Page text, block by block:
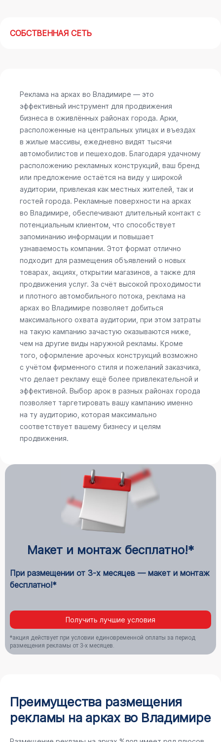
СОБСТВЕННАЯ СЕТЬ
Реклама на арках во Владимире — это
эффективный инструмент для продвижения
бизнеса в оживлённых районах города. Арки,
расположенные на центральных улицах и въездах
в жилые массивы, ежедневно видят тысячи
автомобилистов и пешеходов. Благодаря удачному
расположению рекламных конструкций, ваш бренд
или предложение остаётся на виду у широкой
аудитории, привлекая как местных жителей, так и
гостей города. Рекламные поверхности на арках
во Владимире, обеспечивают длительный контакт с
потенциальным клиентом, что способствует
запоминанию информации и повышает
узнаваемость компании. Этот формат отлично
подходит для размещения объявлений о новых
товарах, акциях, открытии магазинов, а также для
продвижения услуг. За счёт высокой проходимости
и плотного автомобильного потока, реклама на
арках во Владимире позволяет добиться
максимального охвата аудитории, при этом затраты
на такую кампанию зачастую оказываются ниже,
чем на другие виды наружной рекламы. Кроме
того, оформление арочных конструкций возможно
с учётом фирменного стиля и пожеланий заказчика,
что делает рекламу ещё более привлекательной и
эффективной. Выбор арок в разных районах города
позволяет таргетировать вашу кампанию именно
на ту аудиторию, которая максимально
соответствует вашему бизнесу и целям
продвижения.
Макет и монтаж бесплатно!*
При размещении от 3-х месяцев — макет и монтаж
бесплатно!*
Получить лучшие условия
*акция действует при условии единовременной оплаты за период
размещения рекламы от 3-х месяцев.
Преимущества размещения
рекламы на арках во Владимире